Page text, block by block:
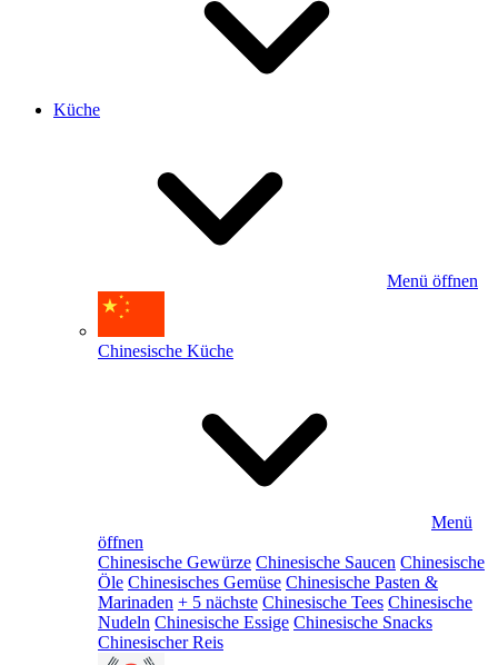
Küche
Menü öffnen
Chinesische Küche
Menü
öffnen
Chinesische Gewürze Chinesische Saucen Chinesische
Öle Chinesisches Gemüse Chinesische Pasten &
Marinaden + 5 nächste Chinesische Tees Chinesische
Nudeln Chinesische Essige Chinesische Snacks
Chinesischer Reis